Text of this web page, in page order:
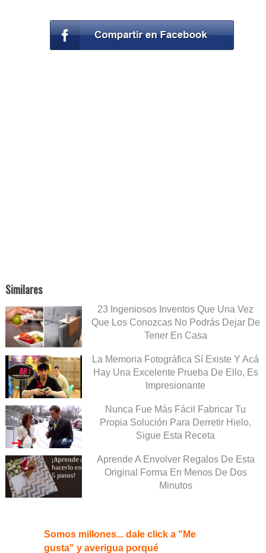
Similares
23 Ingeniosos Inventos Que Una Vez
Que Los Conozcas No Podrás Dejar De
Tener En Casa
La Memoria Fotográfica Sí Existe Y Acá
Hay Una Excelente Prueba De Ello, Es
Impresionante
Nunca Fue Más Fácil Fabricar Tu
Propia Solución Para Derretir Hielo,
Sigue Esta Receta
Aprende A Envolver Regalos De Esta
Original Forma En Menos De Dos
Minutos
Somos millones... dale click a "Me
gusta" y averigua porqué